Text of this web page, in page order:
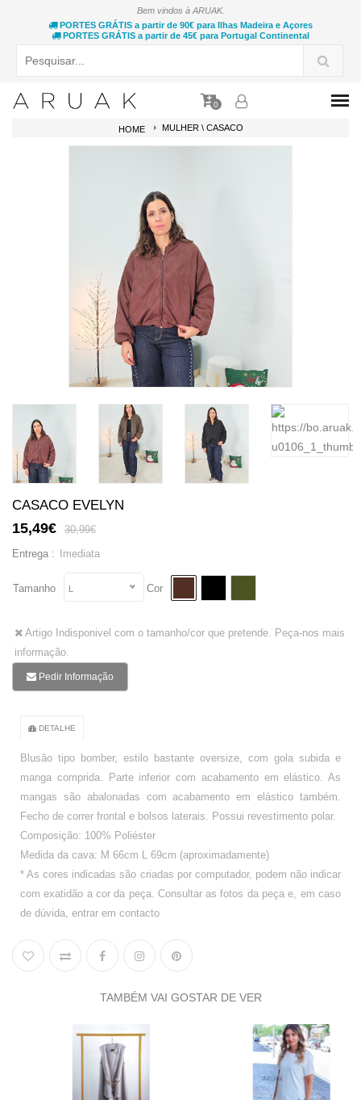
Bem vindos à ARUAK.
PORTES GRÁTIS a partir de 90€ para Ilhas Madeira e Açores
PORTES GRÁTIS a partir de 45€ para Portugal Continental
0
HOME MULHER \ CASACO
CASACO EVELYN
15,49€
30,99€
Entrega :
Imediata
Tamanho Cor
Artigo Indisponivel com o tamanho/cor que pretende. Peça-nos mais
informação.
Pedir Informação
DETALHE
Blusão tipo bomber, estilo bastante oversize, com gola subida e
manga comprida. Parte inferior com acabamento em elástico. As
mangas são abalonadas com acabamento em elástico também.
Fecho de correr frontal e bolsos laterais. Possui revestimento polar.
Composição: 100% Poliéster
Medida da cava: M 66cm L 69cm (aproximadamente)
* As cores indicadas são criadas por computador, podem não indicar
com exatidão a cor da peça. Consultar as fotos da peça e, em caso
de dúvida, entrar em contacto
TAMBÉM VAI GOSTAR DE VER